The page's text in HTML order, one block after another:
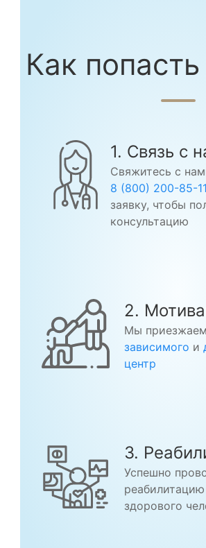
Как
1. Связь с
Свяжитесь с
8 (800) 200-85-11
заявку, чтобы
консультацию
2.
Мы
зависимого и
центр
3.
Успешно
здорового